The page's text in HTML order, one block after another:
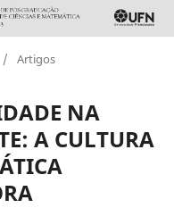
/ Artigos
NA
A CULTURA